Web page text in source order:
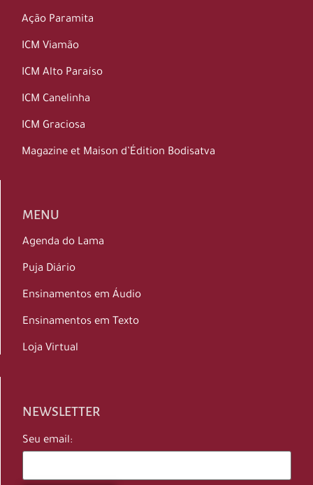
Ação Paramita
ICM Viamão
ICM Alto Paraíso
ICM Canelinha
ICM Graciosa
Magazine et Maison d’Édition Bodisatva
MENU
Agenda do Lama
Puja Diário
Ensinamentos em Áudio
Ensinamentos em Texto
Loja Virtual
NEWSLETTER
Seu email: